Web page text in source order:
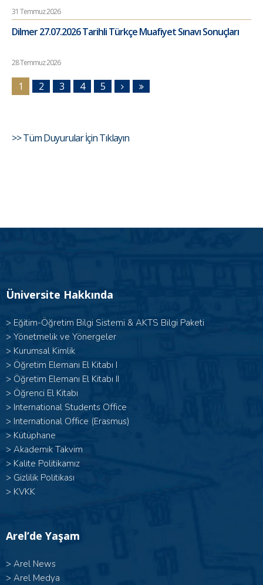
31 Temmuz 2026
Dilmer 27.07.2026 Tarihli Türkçe Muafiyet Sınavı Sonuçları
28 Temmuz 2026
1 2 3 4 5
>> Tüm Duyurular İçin Tıklayın
Üniversite Hakkında
> Eğitim-Öğretim Bilgi Sistemi & AKTS Bilgi Paketi
> Yönetmelik ve Yönergeler
> Kurumsal Kimlik
> Öğretim Elemanı El Kitabı I
> Öğretim Elemanı El Kitabı II
> Öğrenci El Kitabı
> International Students Office
> International Office (Erasmus)
> Kütüphane
> Akademik Takvim
> Kalite Politikamız
> Gizlilik Politikası
> KVKK
Arel’de Yaşam
> Arel News
> Arel Medya